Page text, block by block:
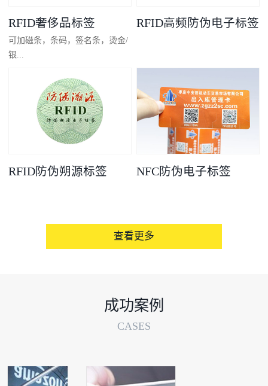
RFID奢侈品标签
可加磁条，条码，签名条，烫金/
银...
凸码，金/银底
RFID高频防伪电子标签
RFID防伪朔源标签 NFC防伪电子标签
查看更多
成功案例
CASES